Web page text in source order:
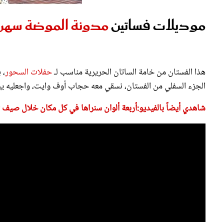
موديلات فساتينمدونة الموضة
هذا الفستان من خامة الساتان الحريرية مناسب لـحفلات السحور
الجزء السفلي من الفستان، نسقي معه حجاب أوف وايت،
شاهدي أيضاً بالفيديو:أربعة ألوان سنراها في كل مكان خلال صيف 2019